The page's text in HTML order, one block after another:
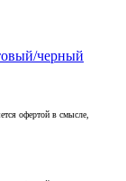
черный
офертой в смысле,